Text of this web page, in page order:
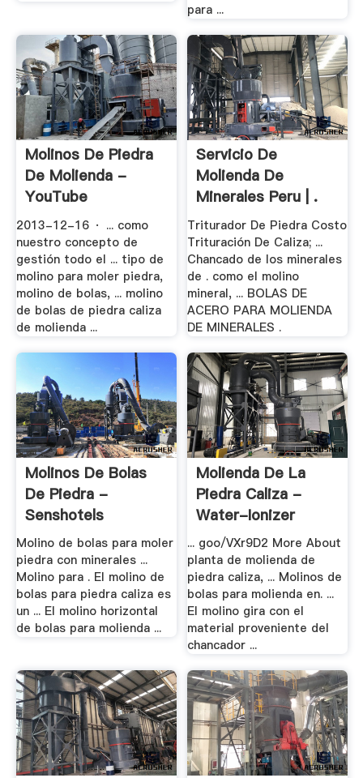
para ...
Molinos De Piedra
De Molienda -
YouTube
2013-12-16 · ... como
nuestro concepto de
gestión todo el ... tipo de
molino para moler piedra,
molino de bolas, ... molino
de bolas de piedra caliza
de molienda ...
Servicio De
Molienda De
Minerales Peru | .
Triturador De Piedra Costo
Trituración De Caliza; ...
Chancado de los minerales
de . como el molino
mineral, ... BOLAS DE
ACERO PARA MOLIENDA
DE MINERALES .
Molinos De Bolas
De Piedra -
Senshotels
Molino de bolas para moler
piedra con minerales ...
Molino para . El molino de
bolas para piedra caliza es
un ... El molino horizontal
de bolas para molienda ...
Molienda De La
Piedra Caliza -
Water-Ionizer
... goo/VXr9D2 More About
planta de molienda de
piedra caliza, ... Molinos de
bolas para molienda en. ...
El molino gira con el
material proveniente del
chancador ...